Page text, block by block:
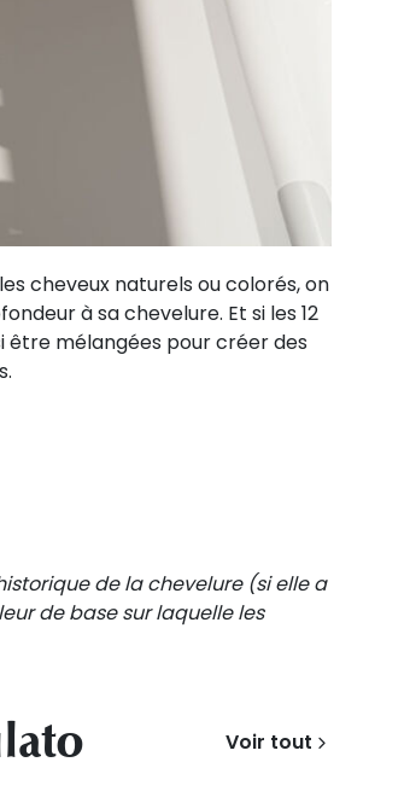
cheveux naturels ou colorés, on
à sa chevelure. Et si les 12
être mélangées pour créer des
de la chevelure (si elle a
de base sur laquelle les
Voir tout